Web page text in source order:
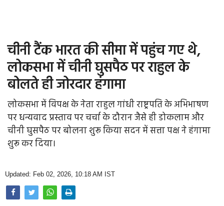
Office Office
Political Gossips
Farm & Food
Opinion
Photo Gallery
Home
चीनी टैंक भारत की सीमा में पहुंच गए थे,
लोकसभा में चीनी घुसपैठ पर राहुल के
बोलते ही जोरदार हंगामा
लोकसभा में विपक्ष के नेता राहुल गांधी राष्ट्रपति के अभिभाषण
पर धन्यवाद प्रस्ताव पर चर्चा के दौरान जैसे ही डोकलाम और
चीनी घुसपैठ पर बोलना शुरू किया सदन में सत्ता पक्ष ने हंगामा
शुरू कर दिया।
Updated: Feb 02, 2026, 10:18 AM IST